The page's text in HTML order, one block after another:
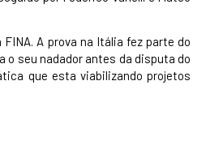
A prova na Itália fez parte do
o seu nadador antes da disputa do
que esta viabilizando projetos